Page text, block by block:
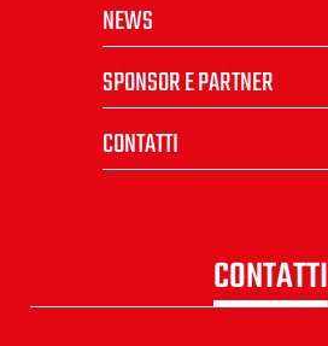
NEWS
SPONSOR E PARTNER
CONTATTI
CONTATTI